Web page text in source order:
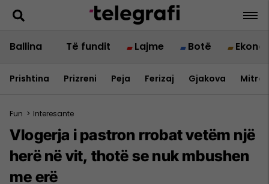
Ballina Të fundit Lajme Botë
Prishtina Prizreni Peja Ferizaj Gjakova
Fun > Interesante
Vlogerja i pastron rrobat vetëm një
herë në vit, thotë se nuk mbushen
me erë